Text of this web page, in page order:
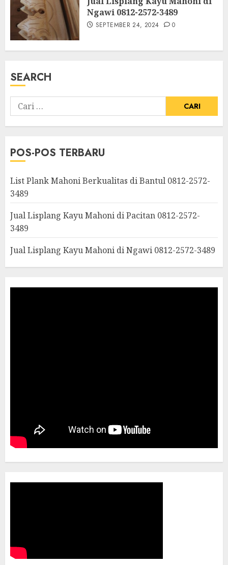
Ngawi 0812-2572-3489
SEPTEMBER 24, 2024 0
SEARCH
POS-POS TERBARU
List Plank Mahoni Berkualitas di Bantul 0812-2572-
3489
Jual Lisplang Kayu Mahoni di Pacitan 0812-2572-
3489
Jual Lisplang Kayu Mahoni di Ngawi 0812-2572-3489